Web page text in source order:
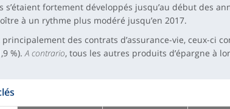
s’étaient fortement développés jusqu’au début des
à un rythme plus modéré jusqu’en 2017.
des contrats d’assurance-vie, ceux-ci
%).A contrario, tous les autres produits d’épargne à